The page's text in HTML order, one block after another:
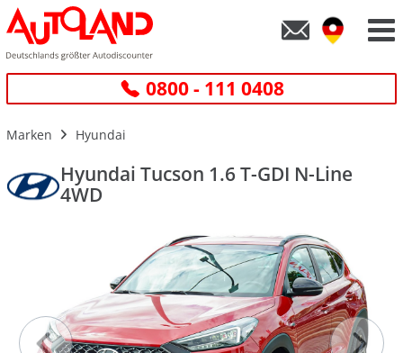
0800 - 111 0408
Marken Hyundai
Hyundai Tucson 1.6 T-GDI N-Line
4WD